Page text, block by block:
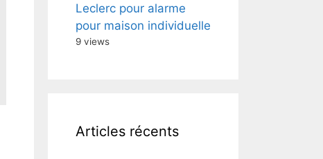
Leclerc pour alarme
pour maison individuelle
9 views
Articles récents